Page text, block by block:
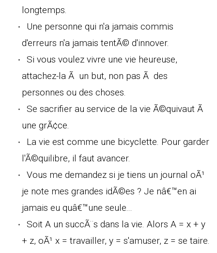
longtemps.
Une personne qui n'a jamais commis
d'erreurs n'a jamais tentÃ© d'innover.
Si vous voulez vivre une vie heureuse,
attachez-la Ã un but, non pas Ã des
personnes ou des choses.
Se sacrifier au service de la vie Ã©quivaut Ã
une grÃ¢ce.
La vie est comme une bicyclette. Pour garder
l'Ã©quilibre, il faut avancer.
Vous me demandez si je tiens un journal oÃ¹
je note mes grandes idÃ©es ? Je nâ€™en ai
jamais eu quâ€™une seule...
Soit A un succÃ¨s dans la vie. Alors A = x + y
+ z, oÃ¹ x = travailler, y = s'amuser, z = se taire.